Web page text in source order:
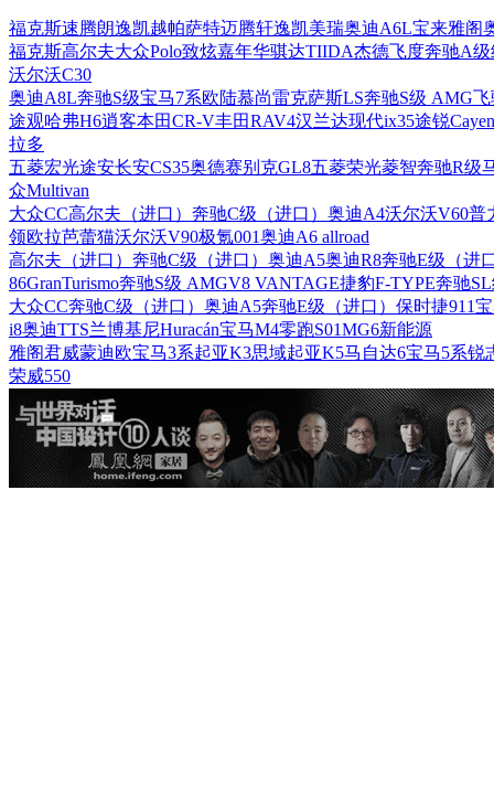
福克斯速腾朗逸凯越帕萨特迈腾轩逸凯美瑞奥迪A6L宝来雅阁
福克斯高尔夫大众Polo致炫嘉年华骐达TIIDA杰德飞度奔驰A级
沃尔沃C30
奥迪A8L奔驰S级宝马7系欧陆慕尚雷克萨斯LS奔驰S级 AMG飞
途观哈弗H6逍客本田CR-V丰田RAV4汉兰达现代ix35途锐
拉多
五菱宏光途安长安CS35奥德赛别克GL8五菱荣光菱智奔驰R级
众Multivan
大众CC高尔夫（进口） 奔驰C级（进口） 奥迪A4沃尔沃V60普
领欧拉芭蕾猫沃尔沃V90极氪001奥迪A6 allroad
高尔夫（进口） 奔驰C级（进口） 奥迪A5奥迪R8奔驰E级（进
86GranTurismo奔驰S级 AMGV8 VANTAGE捷豹F-TYPE奔驰
大众CC奔驰C级（进口） 奥迪A5奔驰E级（进口） 保时捷911
i8奥迪TTS兰博基尼Huracán宝马M4零跑S01MG6新能源
雅阁君威蒙迪欧宝马3系起亚K3思域起亚K5马自达6宝马5系锐
荣威550